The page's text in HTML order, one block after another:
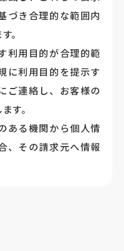
づき合理的な範囲内
。
利用目的が合理的範
に利用目的を提示す
ご連絡し、お客様の
す。
ある機関から個人情
、その請求元へ情報